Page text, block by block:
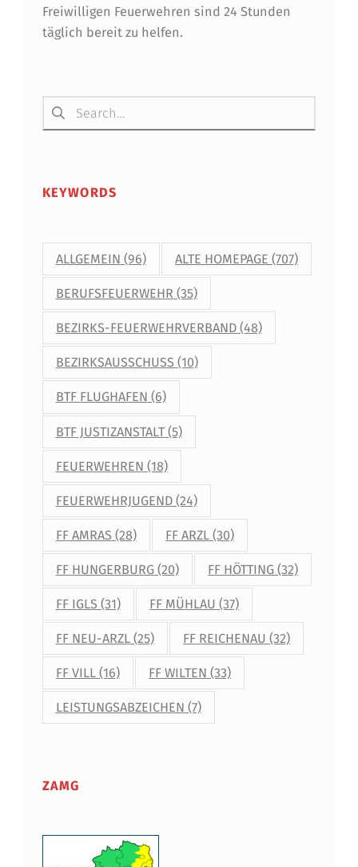
Freiwilligen Feuerwehren sind 24 Stunden
täglich bereit zu helfen.
Suchen nach:
KEYWORDS
ALLGEMEIN (96) ALTE HOMEPAGE (707)
BERUFSFEUERWEHR (35)
BEZIRKS-FEUERWEHRVERBAND(48)
BEZIRKSAUSSCHUSS (10)
BTF FLUGHAFEN (6)
BTF JUSTIZANSTALT(5)
FEUERWEHREN (18)
FEUERWEHRJUGEND(24)
FF AMRAS (28) FF ARZL (30)
FF HUNGERBURG(20) FF HÖTTING (32)
FF IGLS (31) FF MÜHLAU (37)
FF NEU-ARZL(25) FF REICHENAU (32)
FF VILL(16) FF WILTEN (33)
LEISTUNGSABZEICHEN (7)
ZAMG